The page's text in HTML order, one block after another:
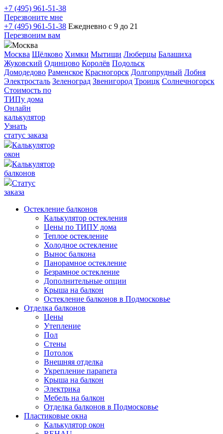
+7 (495) 961-51-38
Перезвоните мне
+7 (495) 961-51-38 Ежедневно с 9 до 21
Перезвоним вам
Москва
Москва Щёлково Химки Мытищи Люберцы Балашиха
Жуковский Одинцово Королёв Подольск
Домодедово Раменское Красногорск Долгопрудный Лобня
Электросталь Зеленоград Звенигород Троицк Солнечногорск
Стоимость по
ТИПу дома
Онлайн
калькулятор
Узнать
статус заказа
Калькулятор
окон
Калькулятор
балконов
Статус
заказа
Остекление балконов
Калькулятор остекления
Цены по ТИПУ дома
Теплое остекление
Холодное остекление
Вынос балкона
Панорамное остекление
Безрамное остекление
Дополнительные опции
Крыша на балкон
Остекление балконов в Подмосковье
Отделка балконов
Цены
Утепление
Пол
Стены
Потолок
Внешняя отделка
Укрепление парапета
Крыша на балкон
Электрика
Мебель на балкон
Отделка балконов в Подмосковье
Пластиковые окна
Калькулятор окон